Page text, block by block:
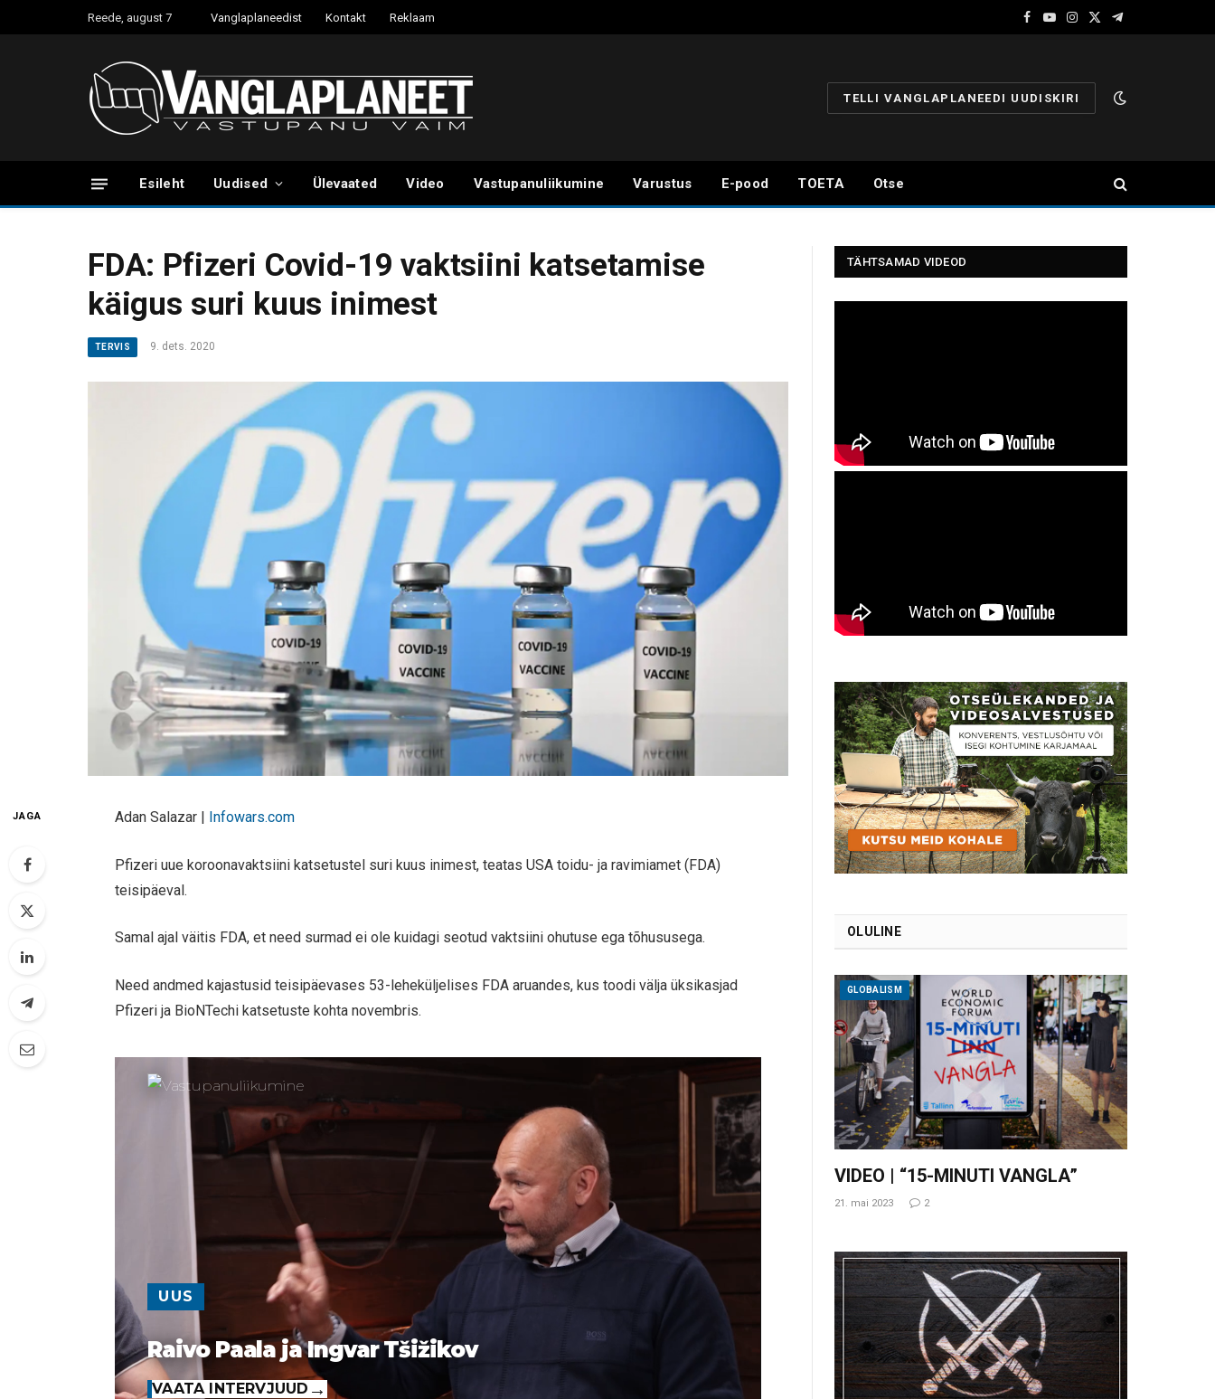
Reede, august 7 Vanglaplaneedist Kontakt Reklaam
Facebook
YouTube
Instagram
X
Telegram
TELLI VANGLAPLANEEDI UUDISKIRI
Esileht Uudised Ülevaated Video Vastupanuliikumine Varustus E-pood TOETA Otse
FDA: Pfizeri Covid-19 vaktsiini katsetamise
käigus suri kuus inimest
TERVIS 9. dets. 2020
JAGA Adan Salazar | Infowars.com
Pfizeri uue koroonavaktsiini katsetustel suri kuus inimest, teatas USA toidu- ja ravimiamet (FDA)
teisipäeval.
Samal ajal väitis FDA, et need surmad ei ole kuidagi seotud vaktsiini ohutuse ega tõhususega.
Need andmed kajastusid teisipäevases 53-leheküljelises FDA aruandes, kus toodi välja üksikasjad
Pfizeri ja BioNTechi katsetuste kohta novembris.
UUS
Raivo Paala ja Ingvar Tšižikov
VAATA INTERVJUUD
TÄHTSAMAD VIDEOD
OLULINE
GLOBALISM
VIDEO | “15-MINUTI VANGLA”
21. mai 2023 2